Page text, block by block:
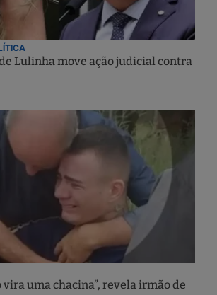
Lulinha move ação judicial contra
vira uma chacina”, revela irmão de